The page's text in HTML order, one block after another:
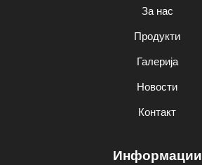
За нас
Продукти
Галерија
Новости
Контакт
Информации